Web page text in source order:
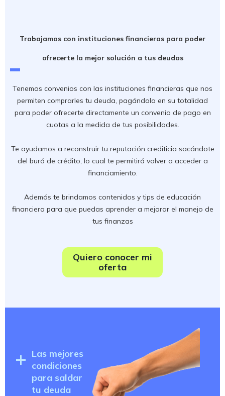
Trabajamos con instituciones financieras para poder
ofrecerte la mejor solución a tus deudas
Tenemos convenios con las instituciones financieras que nos
permiten comprarles tu deuda, pagándola en su totalidad
para poder ofrecerte directamente un convenio de pago en
cuotas a la medida de tus posibilidades.
Te ayudamos a reconstruir tu reputación crediticia sacándote
del buró de crédito, lo cual te permitirá volver a acceder a
financiamiento.
Además te brindamos contenidos y tips de educación
financiera para que puedas aprender a mejorar el manejo de
tus finanzas
Quiero conocer mi
oferta
+ Las mejores
condiciones
para saldar
tu deuda